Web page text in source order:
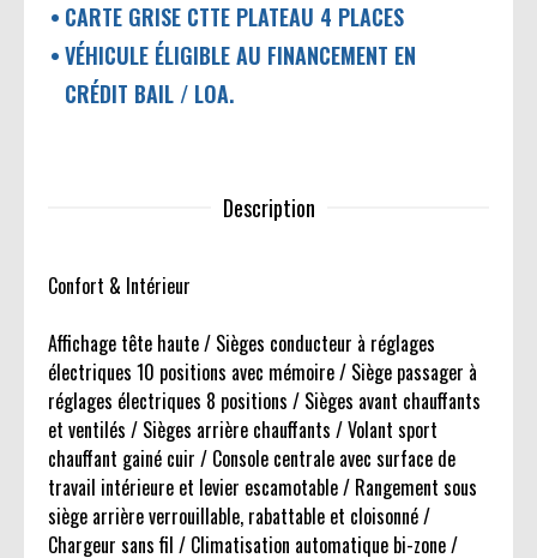
CARTE GRISE CTTE PLATEAU 4 PLACES
VÉHICULE ÉLIGIBLE AU FINANCEMENT EN
CRÉDIT BAIL / LOA.
Description
Confort & Intérieur
Affichage tête haute / Sièges conducteur à réglages
électriques 10 positions avec mémoire / Siège passager à
réglages électriques 8 positions / Sièges avant chauffants
et ventilés / Sièges arrière chauffants / Volant sport
chauffant gainé cuir / Console centrale avec surface de
travail intérieure et levier escamotable / Rangement sous
siège arrière verrouillable, rabattable et cloisonné /
Chargeur sans fil / Climatisation automatique bi-zone /